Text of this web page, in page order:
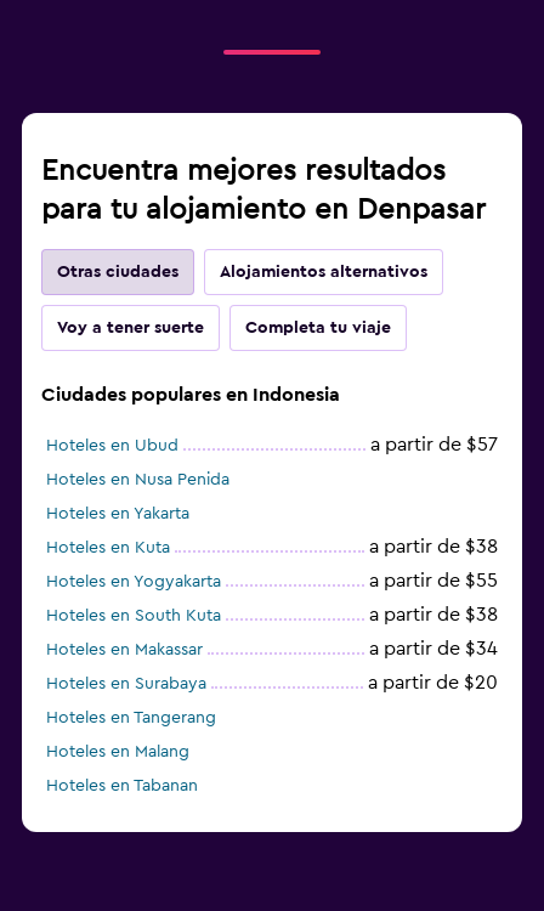
Encuentra mejores resultados
para tu alojamiento en Denpasar
Otras ciudades Alojamientos alternativos
Voy a tener suerte Completa tu viaje
Ciudades populares en Indonesia
Hoteles en Ubud a partir de $57
Hoteles en Nusa Penida
Hoteles en Yakarta
Hoteles en Kuta
a partir de $38
Hoteles en Yogyakarta a partir de $55
Hoteles en South Kuta a partir de $38
Hoteles en Makassar a partir de $34
Hoteles en Surabaya a partir de $20
Hoteles en Tangerang
Hoteles en Malang
Hoteles en Tabanan